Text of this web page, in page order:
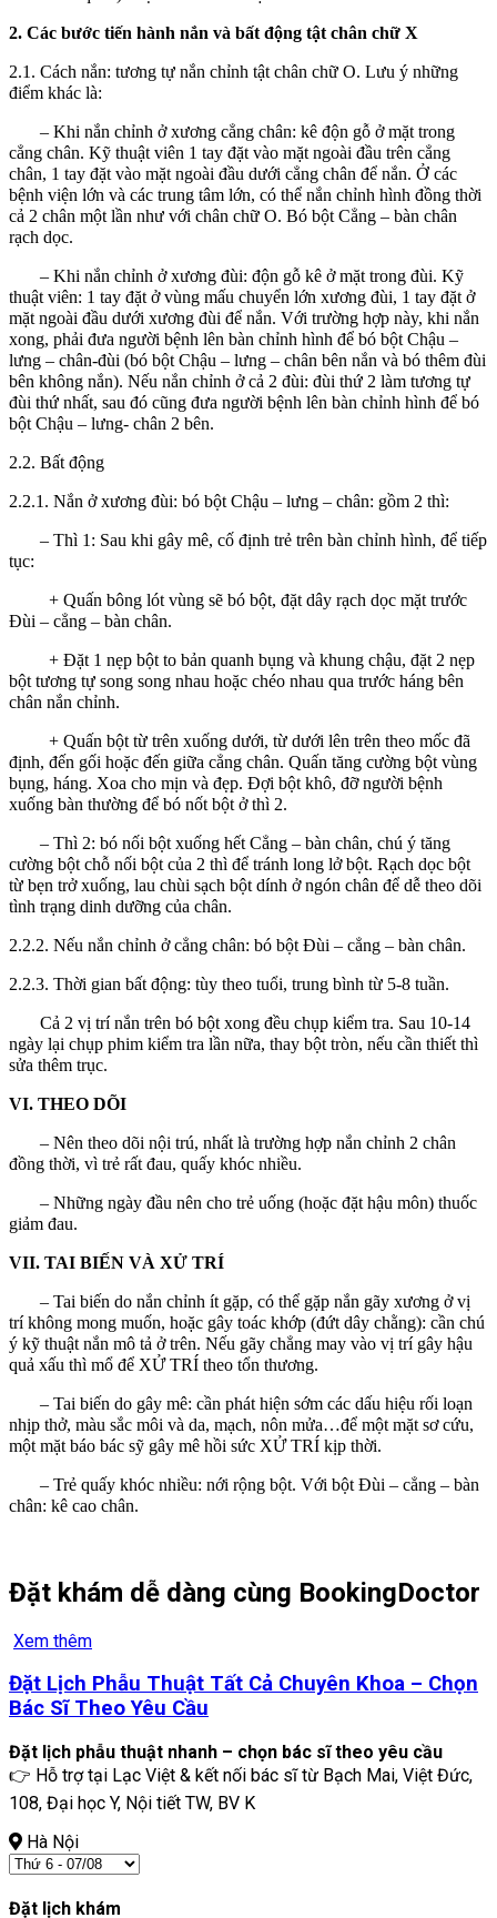
2. Các bước tiến hành nắn và bất động tật chân chữ X
2.1. Cách nắn: tương tự nắn chỉnh tật chân chữ O. Lưu ý những
điểm khác là:
– Khi nắn chỉnh ở xương cẳng chân: kê độn gỗ ở mặt trong
cẳng chân. Kỹ thuật viên 1 tay đặt vào mặt ngoài đầu trên cẳng
chân, 1 tay đặt vào mặt ngoài đầu dưới cẳng chân để nắn. Ở các
bệnh viện lớn và các trung tâm lớn, có thể nắn chỉnh hình đồng thời
cả 2 chân một lần như với chân chữ O. Bó bột Cẳng – bàn chân
rạch dọc.
– Khi nắn chỉnh ở xương đùi: độn gỗ kê ở mặt trong đùi. Kỹ
thuật viên: 1 tay đặt ở vùng mấu chuyển lớn xương đùi, 1 tay đặt ở
mặt ngoài đầu dưới xương đùi để nắn. Với trường hợp này, khi nắn
xong, phải đưa người bệnh lên bàn chỉnh hình để bó bột Chậu –
lưng – chân-đùi (bó bột Chậu – lưng – chân bên nắn và bó thêm đùi
bên không nắn). Nếu nắn chỉnh ở cả 2 đùi: đùi thứ 2 làm tương tự
đùi thứ nhất, sau đó cũng đưa người bệnh lên bàn chỉnh hình để bó
bột Chậu – lưng- chân 2 bên.
2.2. Bất động
2.2.1. Nắn ở xương đùi: bó bột Chậu – lưng – chân: gồm 2 thì:
– Thì 1: Sau khi gây mê, cố định trẻ trên bàn chỉnh hình, để tiếp
tục:
+ Quấn bông lót vùng sẽ bó bột, đặt dây rạch dọc mặt trước
Đùi – cẳng – bàn chân.
+ Đặt 1 nẹp bột to bản quanh bụng và khung chậu, đặt 2 nẹp
bột tương tự song song nhau hoặc chéo nhau qua trước háng bên
chân nắn chỉnh.
+ Quấn bột từ trên xuống dưới, từ dưới lên trên theo mốc đã
định, đến gối hoặc đến giữa cẳng chân. Quấn tăng cường bột vùng
bụng, háng. Xoa cho mịn và đẹp. Đợi bột khô, đỡ người bệnh
xuống bàn thường để bó nốt bột ở thì 2.
– Thì 2: bó nối bột xuống hết Cẳng – bàn chân, chú ý tăng
cường bột chỗ nối bột của 2 thì để tránh long lở bột. Rạch dọc bột
từ bẹn trở xuống, lau chùi sạch bột dính ở ngón chân để dễ theo dõi
tình trạng dinh dưỡng của chân.
2.2.2. Nếu nắn chỉnh ở cẳng chân: bó bột Đùi – cẳng – bàn chân.
2.2.3. Thời gian bất động: tùy theo tuổi, trung bình từ 5-8 tuần.
Cả 2 vị trí nắn trên bó bột xong đều chụp kiểm tra. Sau 10-14
ngày lại chụp phim kiểm tra lần nữa, thay bột tròn, nếu cần thiết thì
sửa thêm trục.
VI. THEO DÕI
– Nên theo dõi nội trú, nhất là trường hợp nắn chỉnh 2 chân
đồng thời, vì trẻ rất đau, quấy khóc nhiều.
– Những ngày đầu nên cho trẻ uống (hoặc đặt hậu môn) thuốc
giảm đau.
VII. TAI BIẾN VÀ XỬ TRÍ
– Tai biến do nắn chỉnh ít gặp, có thể gặp nắn gãy xương ở vị
trí không mong muốn, hoặc gây toác khớp (đứt dây chằng): cần chú
ý kỹ thuật nắn mô tả ở trên. Nếu gãy chẳng may vào vị trí gây hậu
quả xấu thì mổ để XỬ TRÍ theo tổn thương.
– Tai biến do gây mê: cần phát hiện sớm các dấu hiệu rối loạn
nhịp thở, màu sắc môi và da, mạch, nôn mửa…để một mặt sơ cứu,
một mặt báo bác sỹ gây mê hồi sức XỬ TRÍ kịp thời.
– Trẻ quấy khóc nhiều: nới rộng bột. Với bột Đùi – cẳng – bàn
chân: kê cao chân.
Đặt khám dễ dàng cùng BookingDoctor
Xem thêm
Đặt Lịch Phẫu Thuật Tất Cả Chuyên Khoa – Chọn
Bác Sĩ Theo Yêu Cầu
Đặt lịch phẫu thuật nhanh – chọn bác sĩ theo yêu cầu
👉 Hỗ trợ tại Lạc Việt & kết nối bác sĩ từ Bạch Mai, Việt Đức,
108, Đại học Y, Nội tiết TW, BV K
Hà Nội
Đặt lịch khám